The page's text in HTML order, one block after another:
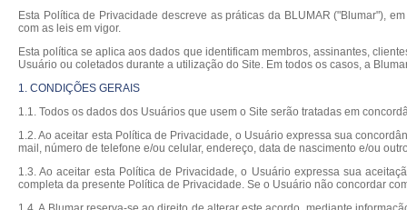
Esta Política de Privacidade descreve as práticas da BLUMAR ("Blumar"),
com as leis em vigor.
Esta política se aplica aos dados que identificam membros, assinantes,
Usuário ou coletados durante a utilização do Site. Em todos os casos, a
1. CONDIÇÕES GERAIS
1.1. Todos os dados dos Usuários que usem o Site serão tratadas em
1.2. Ao aceitar esta Política de Privacidade, o Usuário expressa sua
mail, número de telefone e/ou celular, endereço, data de nascimento e/ou
1.3. Ao aceitar esta Política de Privacidade, o Usuário expressa sua
completa da presente Política de Privacidade. Se o Usuário não concordar